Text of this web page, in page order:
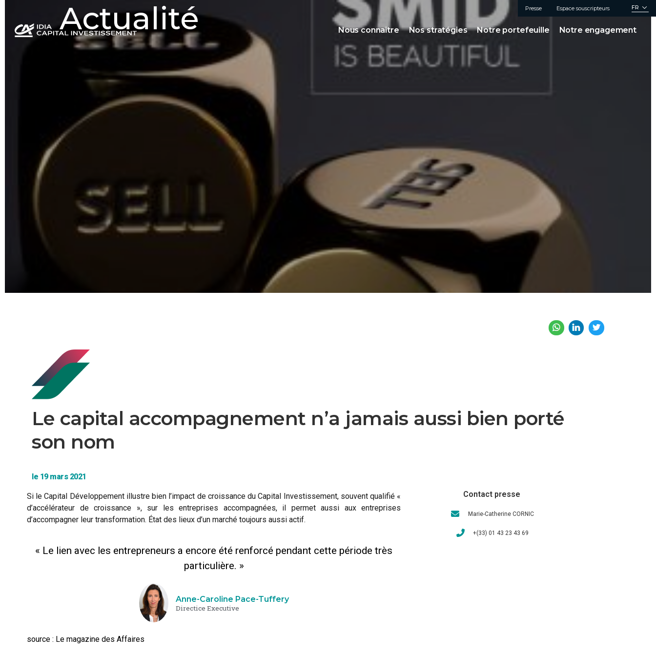
Presse Espace souscripteurs FR
Nous connaître Nos stratégies Notre portefeuille Notre engagement
Actualité
Le capital accompagnement n’a jamais aussi bien porté
son nom
le 19 mars 2021
Si le Capital Développement illustre bien l’impact de croissance du Capital Investissement, souvent qualifié «
d’accélérateur de croissance », sur les entreprises accompagnées, il permet aussi aux entreprises
d’accompagner leur transformation. État des lieux d’un marché toujours aussi actif.
« Le lien avec les entrepreneurs a encore été renforcé pendant cette période très
particulière. »
Anne-Caroline Pace-Tuffery
Directice Executive
source : Le magazine des Affaires
Contact presse
Marie-Catherine CORNIC
+(33) 01 43 23 43 69
Panneau de gestion des cookies